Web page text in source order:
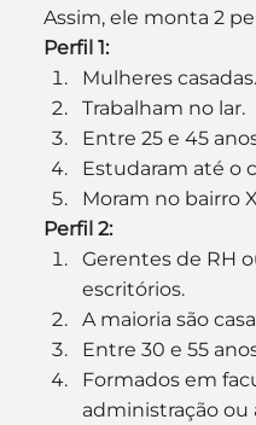
Assim, ele monta 2
Perfil 1:
Mulheres casadas.
Trabalham no lar.
Entre 25 e 45
Estudaram até o
Moram no bairro
Perfil 2:
Gerentes de RH
escritórios.
A maioria são
Entre 30 e 55
Formados em
administração ou